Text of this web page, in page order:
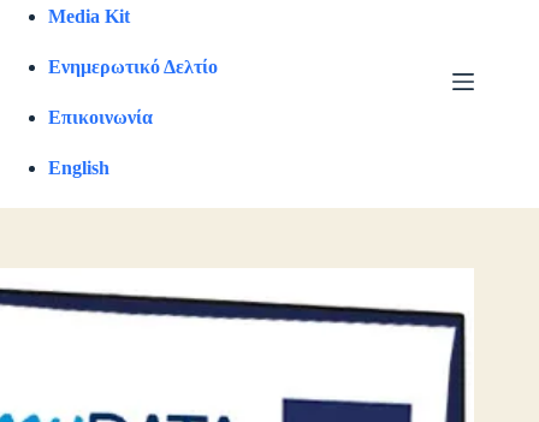
Media Kit
Ενημερωτικό Δελτίο
Επικοινωνία
English